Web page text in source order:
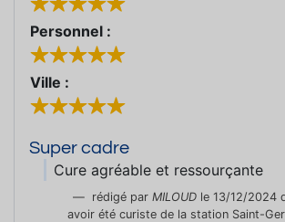
Personnel :
Ville :
Super cadre
Cure agréable et ressourçante
rédigé par MILOUD le 13/12/2024
avoir été curiste de la station Saint-